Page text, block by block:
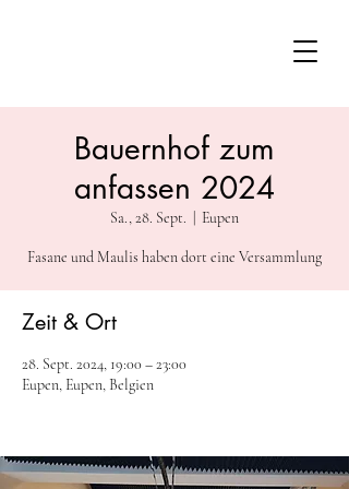
Bauernhof zum
anfassen 2024
Sa., 28. Sept. Eupen
Fasane und Maulis haben dort eine Versammlung
Zeit & Ort
28. Sept. 2024, 19:00 – 23:00
Eupen, Eupen, Belgien